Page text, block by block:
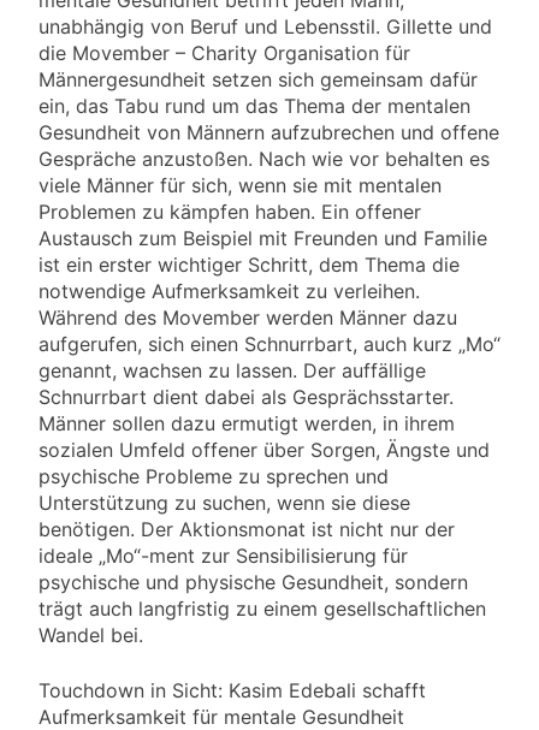
unabhängig von Beruf und Lebensstil. Gillette und
die Movember – Charity Organisation für
Männergesundheit setzen sich gemeinsam dafür
ein, das Tabu rund um das Thema der mentalen
Gesundheit von Männern aufzubrechen und offene
Gespräche anzustoßen. Nach wie vor behalten es
viele Männer für sich, wenn sie mit mentalen
Problemen zu kämpfen haben. Ein offener
Austausch zum Beispiel mit Freunden und Familie
ist ein erster wichtiger Schritt, dem Thema die
notwendige Aufmerksamkeit zu verleihen.
Während des Movember werden Männer dazu
aufgerufen, sich einen Schnurrbart, auch kurz „Mo“
genannt, wachsen zu lassen. Der auffällige
Schnurrbart dient dabei als Gesprächsstarter.
Männer sollen dazu ermutigt werden, in ihrem
sozialen Umfeld offener über Sorgen, Ängste und
psychische Probleme zu sprechen und
Unterstützung zu suchen, wenn sie diese
benötigen. Der Aktionsmonat ist nicht nur der
ideale „Mo“-ment zur Sensibilisierung für
psychische und physische Gesundheit, sondern
trägt auch langfristig zu einem gesellschaftlichen
Wandel bei.
Touchdown in Sicht: Kasim Edebali schafft
Aufmerksamkeit für mentale Gesundheit